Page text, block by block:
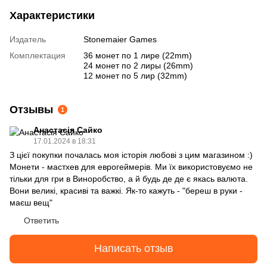
Характеристики
Издатель
Stonemaier Games
Комплектация
36 монет по 1 лире (22mm)
24 монет по 2 лиры (26mm)
12 монет по 5 лир (32mm)
Отзывы 1
Анастасія Сайко
17.01.2024 в 18:31
З цієї покупки почалась моя історія любові з цим магазином :)
Монети - мастхев для еврогеймерів. Ми їх використовуємо не
тільки для гри в Виноробство, а й будь де де є якась валюта.
Вони великі, красиві та важкі. Як-то кажуть - "береш в руки -
маєш вещ"
Ответить
Написать отзыв